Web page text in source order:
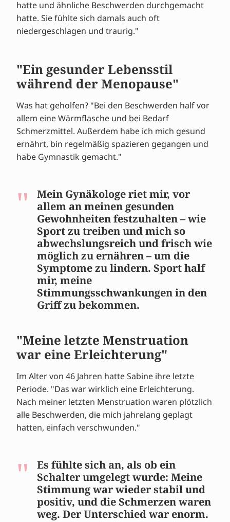
hatte und ähnliche Beschwerden durchgemacht
hatte. Sie fühlte sich damals auch oft
niedergeschlagen und traurig."
"Ein gesunder Lebensstil
während der Menopause"
Was hat geholfen? "Bei den Beschwerden half vor
allem eine Wärmflasche und bei Bedarf
Schmerzmittel. Außerdem habe ich mich gesund
ernährt, bin regelmäßig spazieren gegangen und
habe Gymnastik gemacht."
Mein Gynäkologe riet mir, vor
allem an meinen gesunden
Gewohnheiten festzuhalten – wie
Sport zu treiben und mich so
abwechslungsreich und frisch wie
möglich zu ernähren – um die
Symptome zu lindern. Sport half
mir, meine
Stimmungsschwankungen in den
Griff zu bekommen.
"Meine letzte Menstruation
war eine Erleichterung"
Im Alter von 46 Jahren hatte Sabine ihre letzte
Periode. "Das war wirklich eine Erleichterung.
Nach meiner letzten Menstruation waren plötzlich
alle Beschwerden, die mich jahrelang geplagt
hatten, einfach verschwunden."
Es fühlte sich an, als ob ein
Schalter umgelegt wurde: Meine
Stimmung war wieder stabil und
positiv, und die Schmerzen waren
weg. Der Unterschied war enorm.